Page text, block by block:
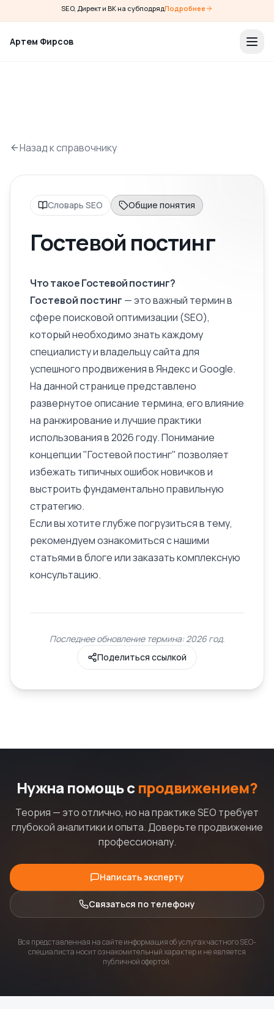
SEO, Директ и ВК на субподрядПодробнее
Артем Фирсов
Назад к справочнику
Словарь SEO Общие понятия
Гостевой постинг
Что такое Гостевой постинг?
Гостевой постинг — это важный термин в
сфере поисковой оптимизации (SEO),
который необходимо знать каждому
специалисту и владельцу сайта для
успешного продвижения в Яндекс и Google.
На данной странице представлено
развернутоеописание термина, его влияние
на ранжирование и лучшие практики
использования в 2026 году. Понимание
концепции "Гостевой постинг" позволяет
избежать типичных ошибок новичков и
выстроить фундаментально правильную
стратегию.
Если вы хотите глубже погрузиться в тему,
рекомендуем ознакомиться с нашими
статьями в блоге или заказать комплексную
консультацию.
Последнее обновление термина: 2026 год.
Поделиться ссылкой
Нужна помощь с продвижением?
Теория — это отлично, но на практике SEO требует
глубокой аналитики и опыта. Доверьте продвижение
профессионалу.
Написать эксперту
Связаться по телефону
Вся представленная на сайте информация об услугах частного SEO-
специалиста носит ознакомительный характер и не является
публичной офертой.